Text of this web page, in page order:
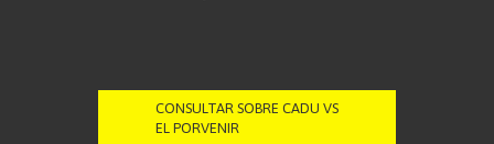
CONSULTAR SOBRE CADU VS
EL PORVENIR